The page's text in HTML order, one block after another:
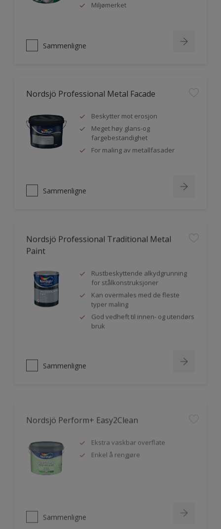
Miljømerket
Sammenligne
Nordsjö Professional Metal Facade
Beskytter mot erosjon
Meget høy glans-og
fargebestandighet
For maling av metallfasader
Sammenligne
Nordsjö Professional Traditional Metal
Paint
Rustbeskyttende alkydgrunning
for stålkonstruksjoner
Kan overmales med de fleste
typer maling
God vedheft til innen- og utendørs
bruk
Sammenligne
Enkel å rengjøre